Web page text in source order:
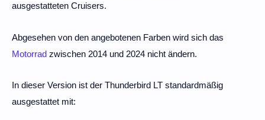
ausgestatteten Cruisers.
Abgesehen von den angebotenen Farben wird sich das
Motorrad zwischen 2014 und 2024 nicht ändern.
In dieser Version ist der Thunderbird LT standardmäßig
ausgestattet mit: